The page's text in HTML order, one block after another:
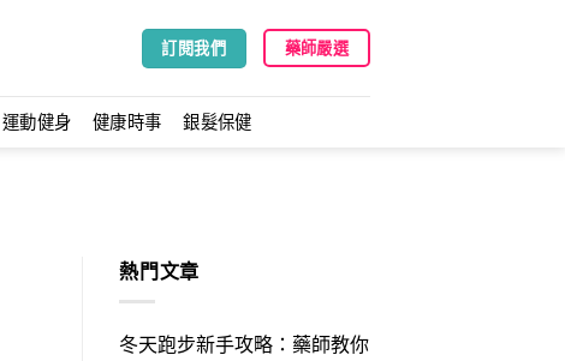
訂閱我們 藥師嚴選
運動健身 健康時事 銀髮保健
熱門文章
冬天跑步新手攻略：藥師教你